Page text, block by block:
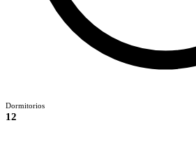
Dormitorios
12